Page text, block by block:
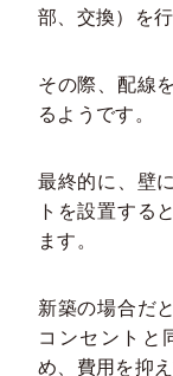
部、交換）を
その際、配線
るようです。
最終的に、壁
トを設置する
ます。
新築の場合だ
コンセントと
め、費用を抑